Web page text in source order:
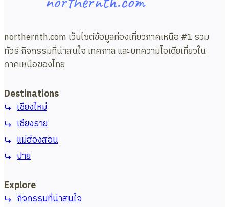
northernth.com เว็บไซต์ข้อมูลท่องเที่ยวภาคเหนือ #1 รวม
ทัวร์ กิจกรรมที่น่าสนใจ เทศกาล และบทความไอเดียเที่ยวใน
ภาคเหนือของไทย
Destinations
เชียงใหม่
เชียงราย
แม่ฮ่องสอน
ปาย
Explore
กิจกรรมที่น่าสนใจ